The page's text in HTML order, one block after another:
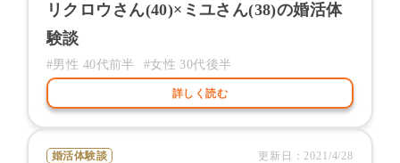
リクロウ さん(40)× ミユさん(38)の婚活体
験談
#男性 40代前半 #女性 30代後半
詳しく読む
婚活体験談 更新日：2021/4/28